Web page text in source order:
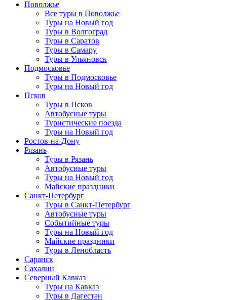
Поволжье
Все туры в Поволжье
Туры на Новый год
Туры в Волгоград
Туры в Саратов
Туры в Самару
Туры в Ульяновск
Подмосковье
Туры в Подмосковье
Туры на Новый год
Псков
Туры в Псков
Автобусные туры
Туристические поезда
Туры на Новый год
Ростов-на-Дону
Рязань
Туры в Рязань
Автобусные туры
Туры на Новый год
Майские праздники
Санкт-Петербург
Туры в Санкт-Петербург
Автобусные туры
Событийные туры
Туры на Новый год
Майские праздники
Туры в Ленобласть
Саранск
Сахалин
Северный Кавказ
Туры на Кавказ
Туры в Дагестан